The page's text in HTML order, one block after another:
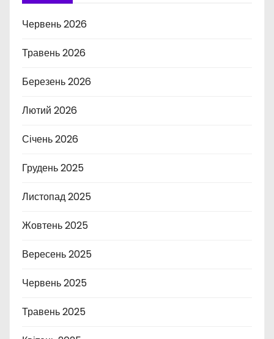
Червень 2026
Травень 2026
Березень 2026
Лютий 2026
Січень 2026
Грудень 2025
Листопад 2025
Жовтень 2025
Вересень 2025
Червень 2025
Травень 2025